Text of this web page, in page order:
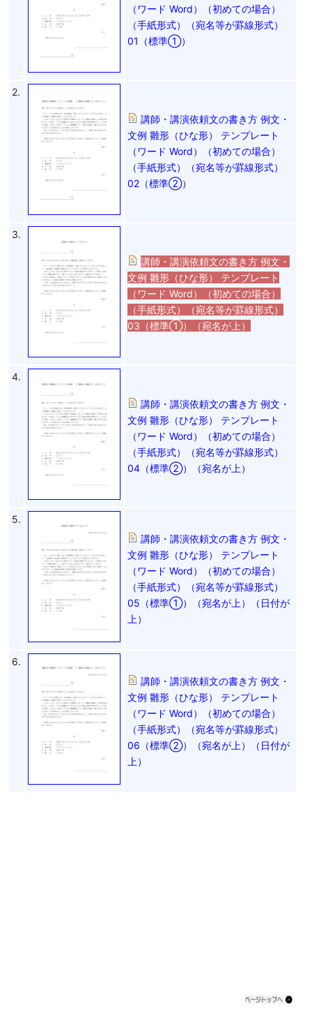
（ワード Word）（初めての場合）
（手紙形式）（宛名等が罫線形式）
01（標準①）
2.
講師・講演依頼文の書き方 例文・
文例 雛形（ひな形） テンプレート
（ワード Word）（初めての場合）
（手紙形式）（宛名等が罫線形式）
02（標準②）
3.
講師・講演依頼文の書き方 例文・
文例 雛形（ひな形） テンプレート
（ワード Word）（初めての場合）
（手紙形式）（宛名等が罫線形式）
03（標準①）（宛名が上）
4.
講師・講演依頼文の書き方 例文・
文例 雛形（ひな形） テンプレート
（ワード Word）（初めての場合）
（手紙形式）（宛名等が罫線形式）
04（標準②）（宛名が上）
5.
講師・講演依頼文の書き方 例文・
文例 雛形（ひな形） テンプレート
（ワード Word）（初めての場合）
（手紙形式）（宛名等が罫線形式）
05（標準①）（宛名が上）（日付が
上）
6.
講師・講演依頼文の書き方 例文・
文例 雛形（ひな形） テンプレート
（ワード Word）（初めての場合）
（手紙形式）（宛名等が罫線形式）
06（標準②）（宛名が上）（日付が
上）